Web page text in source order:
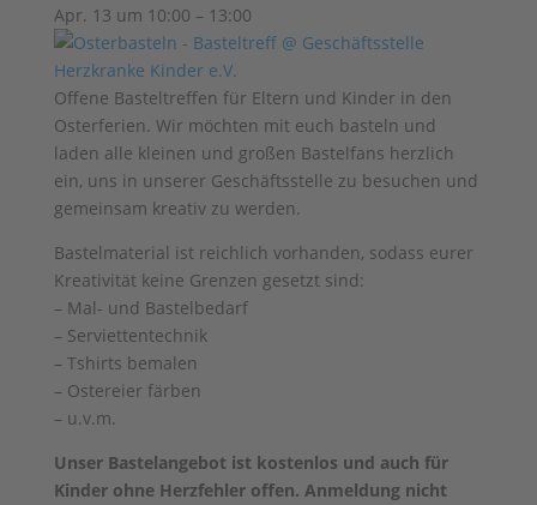
Apr. 13 um 10:00 – 13:00
Offene Basteltreffen für Eltern und Kinder in den
Osterferien. Wir möchten mit euch basteln und
laden alle kleinen und großen Bastelfans herzlich
ein, uns in unserer Geschäftsstelle zu besuchen und
gemeinsam kreativ zu werden.
Bastelmaterial ist reichlich vorhanden, sodass eurer
Kreativität keine Grenzen gesetzt sind:
– Mal- und Bastelbedarf
– Serviettentechnik
– Tshirts bemalen
– Ostereier färben
– u.v.m.
Unser Bastelangebot ist kostenlos und auch für
Kinder ohne Herzfehler offen. Anmeldung nicht